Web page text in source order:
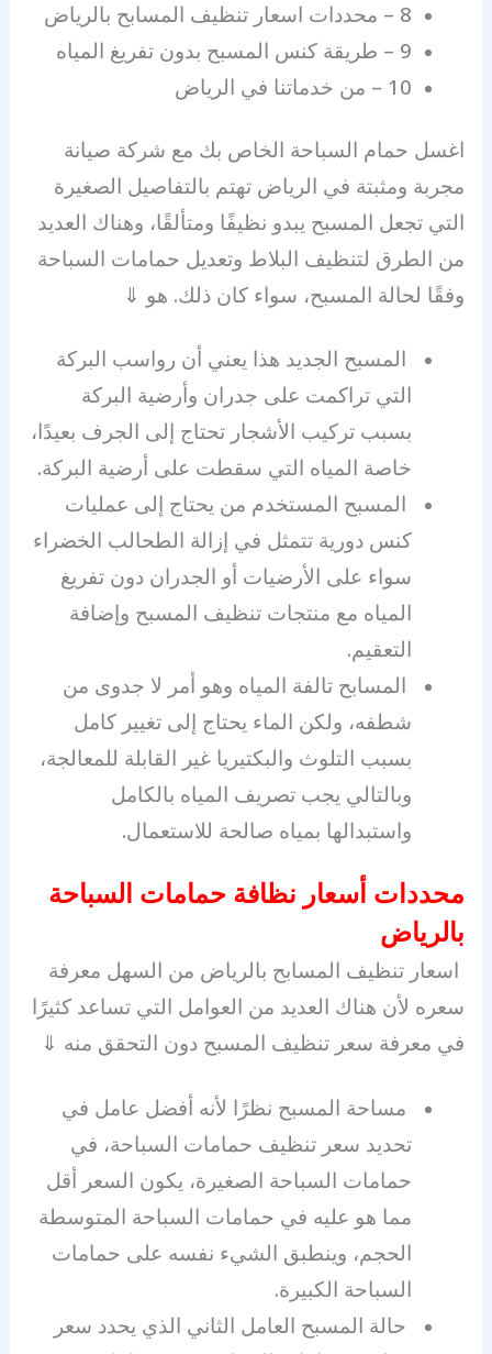
8 – محددات اسعار تنظيف المسابح بالرياض
9 – طريقة كنس المسبح بدون تفريغ المياه
10 – من خدماتنا في الرياض
اغسل حمام السباحة الخاص بك مع شركة صيانة
مجربة ومثبتة في الرياض تهتم بالتفاصيل الصغيرة
التي تجعل المسبح يبدو نظيفًا ومتألقًا، وهناك العديد
من الطرق لتنظيف البلاط وتعديل حمامات السباحة
وفقًا لحالة المسبح، سواء كان ذلك. هو ⇓
المسبح الجديد هذا يعني أن رواسب البركة
التي تراكمت على جدران وأرضية البركة
بسبب تركيب الأشجار تحتاج إلى الجرف بعيدًا،
خاصة المياه التي سقطت على أرضية البركة.
المسبح المستخدم من يحتاج إلى عمليات
كنس دورية تتمثل في إزالة الطحالب الخضراء
سواء على الأرضيات أو الجدران دون تفريغ
المياه مع منتجات تنظيف المسبح وإضافة
التعقيم.
المسابح تالفة المياه وهو أمر لا جدوى من
شطفه، ولكن الماء يحتاج إلى تغيير كامل
بسبب التلوث والبكتيريا غير القابلة للمعالجة،
وبالتالي يجب تصريف المياه بالكامل
واستبدالها بمياه صالحة للاستعمال.
محددات أسعار نظافة حمامات السباحة
بالرياض
اسعار تنظيف المسابح بالرياض من السهل معرفة
سعره لأن هناك العديد من العوامل التي تساعد كثيرًا
في معرفة سعر تنظيف المسبح دون التحقق منه ⇓
مساحة المسبح نظرًا لأنه أفضل عامل في
تحديد سعر تنظيف حمامات السباحة، في
حمامات السباحة الصغيرة، يكون السعر أقل
مما هو عليه في حمامات السباحة المتوسطة
الحجم، وينطبق الشيء نفسه على حمامات
السباحة الكبيرة.
حالة المسبح العامل الثاني الذي يحدد سعر